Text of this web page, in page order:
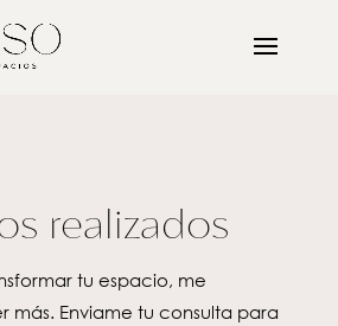
realizados
tu espacio, me
más. Enviame tu consulta para